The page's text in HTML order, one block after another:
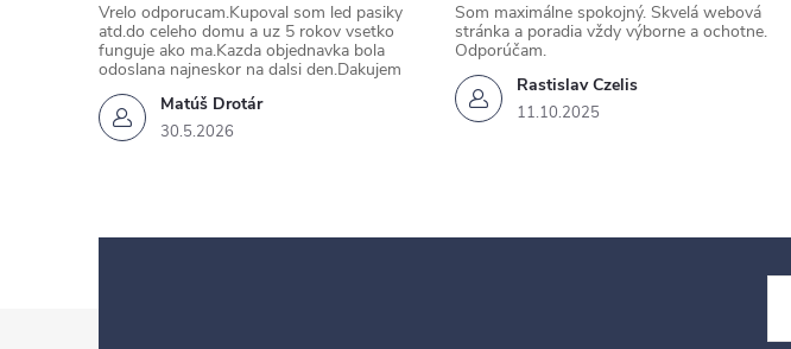
Matúš Drotár
30.5.2026
Vrelo odporucam.Kupoval som led pasiky
atd.do celeho domu a uz 5 rokov vsetko
funguje ako ma.Kazda objednavka bola
odoslana najneskor na dalsi den.Dakujem
Rastislav Czelis
11.10.2025
Som maximálne spokojný. Skvelá webová
stránka a poradia vždy výborne a ochotne.
Odporúčam.